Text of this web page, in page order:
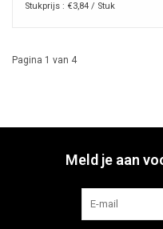
Stukprijs : €3,84 / Stuk
Pagina 1 van 4
Meld je aan